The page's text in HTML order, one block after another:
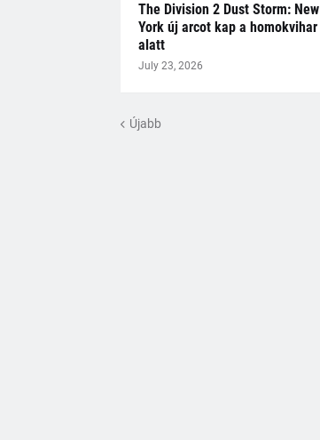
The Division 2 Dust Storm: New
York új arcot kap a homokvihar
alatt
July 23, 2026
Újabb